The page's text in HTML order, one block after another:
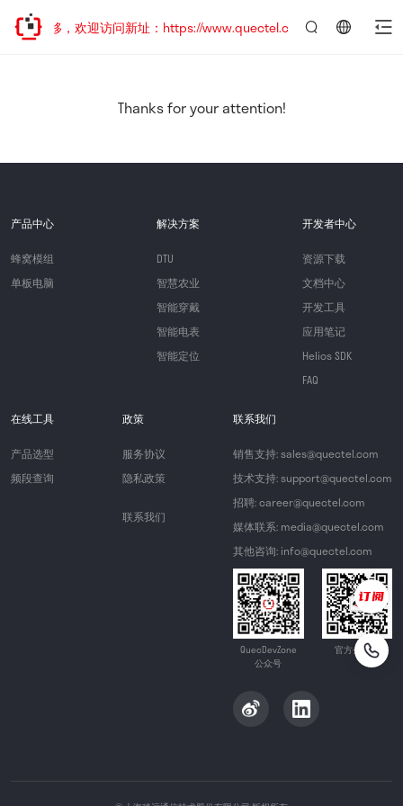
址已迁移，欢迎访问新址：https://www.quectel.com.cn
Thanks for your attention!
产品中心
蜂窝模组
单板电脑
解决方案
DTU
智慧农业
智能穿戴
智能电表
智能定位
开发者中心
资源下载
文档中心
开发工具
应用笔记
Helios SDK
FAQ
在线工具
产品选型
频段查询
政策
服务协议
隐私政策
联系我们
联系我们
销售支持: sales@quectel.com
技术支持: support@quectel.com
招聘: career@quectel.com
媒体联系: media@quectel.com
其他咨询: info@quectel.com
QuecDevZone
公众号
官方公众号